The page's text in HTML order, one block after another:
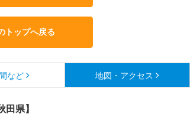
トップへ戻る
など 地図・アクセス
県】